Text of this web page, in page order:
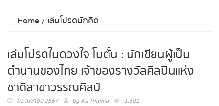
Home/ เล่มโปรดนักคิด
เล่มโปรดในดวงใจ โบตั๋น : นักเขียนผู้เป็น
ตำนานของไทย เจ้าของรางวัลศิลปินแห่ง
ชาติสาขาวรรณศิลป์
02 เมษายน 2567 byAu Thitima 1,501